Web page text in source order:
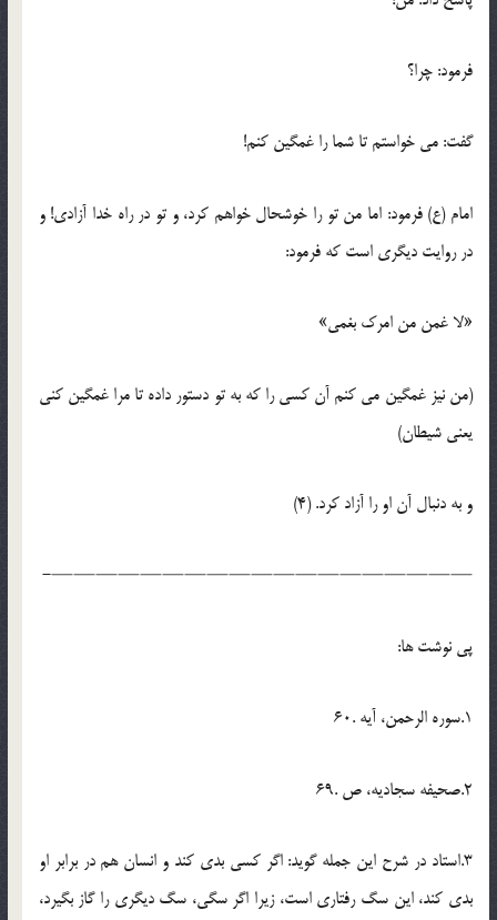
فرمود: چرا؟
گفت: می خواستم تا شما را غمگین کنم!
امام (ع) فرمود: اما من تو را خوشحال خواهم کرد، و تو در راه خدا آزادی! و
در روایت دیگری است که فرمود:
«لا غمن من امرک بغمی»
(من نیز غمگین می کنم آن کسی را که به تو دستور داده تا مرا غمگین کنی
یعنی شیطان)
و به دنبال آن او را آزاد کرد. (4)
———————————————————-
پی نوشت ها:
1.سوره الرحمن، آیه .60
2.صحیفه سجادیه، ص .69
3.استاد در شرح این جمله گوید: اگر کسی بدی کند و انسان هم در برابر او
بدی کند، این سگ رفتاری است، زیرا اگر سگی، سگ دیگری را گاز بگیرد،